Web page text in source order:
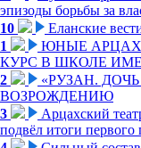
эпизоды борьбы за
10
Еланские
1
ЮНЫЕ
КУРС В ШКОЛЕ
2
«РУЗАН.
ВОЗРОЖДЕНИЮ
3
Арцахский
подвёл итоги первого